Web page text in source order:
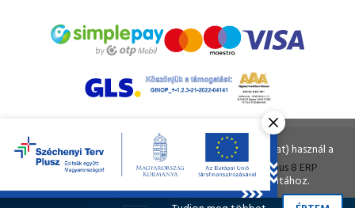
Kapacitás Kft. © Minden jog fenntartva.
Tervezte és készítette:Vision-Software, azOctopus 8 ERP
forgalmazója.
Ahogy a legtöbb weboldal, a miénk is sütiket (cookie-kat) használ a
nagyobb felhasználói élmény érdekében.
A böngészés folytatásával Ön hozzájárul a sütik használatához.